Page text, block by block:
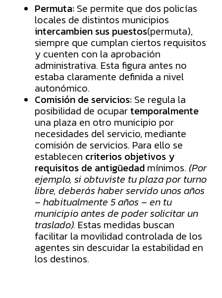
Permuta: Se permite que dos policías
locales de distintos municipios
intercambien sus puestos(permuta),
siempre que cumplan ciertos requisitos
y cuenten con la aprobación
administrativa. Esta figura antes no
estaba claramente definida a nivel
autonómico.
Comisión de servicios: Se regula la
posibilidad de ocupartemporalmente
una plaza en otro municipio por
necesidades del servicio, mediante
comisión de servicios. Para ello se
establecen criterios objetivos y
requisitos de antigüedad mínimos. (Por
ejemplo, si obtuviste tu plaza por turno
libre, deberás haber servido unos años
– habitualmente 5 años – en tu
municipio antes de poder solicitar un
traslado). Estas medidas buscan
facilitar la movilidad controlada de los
agentes sin descuidar la estabilidad en
los destinos.